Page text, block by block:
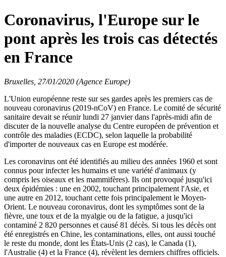
Coronavirus, l'Europe sur le
pont après les trois cas détectés
en France
Bruxelles, 27/01/2020 (Agence Europe)
L'Union européenne reste sur ses gardes après les premiers cas de
nouveau coronavirus (2019-nCoV) en France. Le comité de sécurité
sanitaire devait se réunir lundi 27 janvier dans l'après-midi afin de
discuter de la nouvelle analyse du Centre européen de prévention et
contrôle des maladies (ECDC), selon laquelle la probabilité
d'importer de nouveaux cas en Europe est modérée.
Les coronavirus ont été identifiés au milieu des années 1960 et sont
connus pour infecter les humains et une variété d'animaux (y
compris les oiseaux et les mammifères). Ils ont provoqué jusqu'ici
deux épidémies : une en 2002, touchant principalement l'Asie, et
une autre en 2012, touchant cette fois principalement le Moyen-
Orient. Le nouveau coronavirus, dont les symptômes sont de la
fièvre, une toux et de la myalgie ou de la fatigue, a jusqu'ici
contaminé 2 820 personnes et causé 81 décès. Si tous les décès ont
été enregistrés en Chine, les contaminations, elles, ont aussi touché
le reste du monde, dont les États-Unis (2 cas), le Canada (1),
l'Australie (4) et la France (4), révèlent les derniers chiffres officiels.